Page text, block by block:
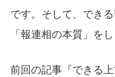
です。そして、でき
「報連相の本質」を
前回の記事『できる